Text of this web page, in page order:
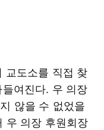
교도소를 직접 찾
여진다. 우 의장
않을 수 없었을
우 의장 후원회장